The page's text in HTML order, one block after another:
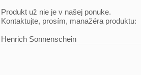
Produkt už nie je v našej ponuke.
Kontaktujte, prosím, manažéra produktu:
Henrich Sonnenschein